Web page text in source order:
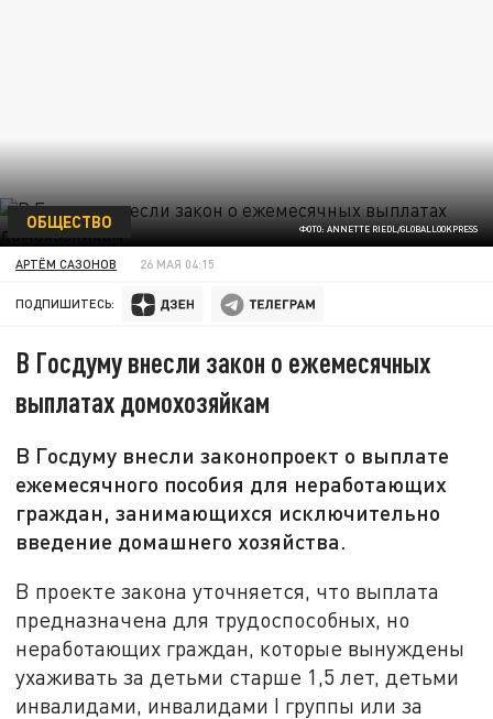
ФОТО: ANNETTE RIEDL/GLOBALLOOKPRESS
ОБЩЕСТВО
АРТЁМ САЗОНОВ 26 МАЯ 04:15
ПОДПИШИТЕСЬ:
В Госдуму внесли закон о ежемесячных
выплатах домохозяйкам
В Госдуму внесли законопроект о выплате
ежемесячного пособия для неработающих
граждан, занимающихся исключительно
введение домашнего хозяйства.
В проекте закона уточняется, что выплата
предназначена для трудоспособных, но
неработающих граждан, которые вынуждены
ухаживать за детьми старше 1,5 лет, детьми
инвалидами, инвалидами I группы или за